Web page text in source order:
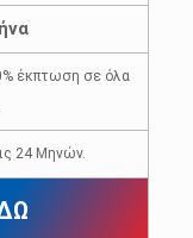
έκπτωση σε όλα
24 Μηνών.